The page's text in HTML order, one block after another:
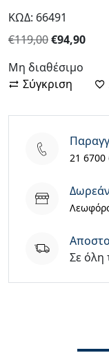
ΚΩΔ: 66491
€119,00Original
was:
€119,00.
€94,90Η
Μη διαθέσιμο
Σύγκριση
21 6700
Σε όλη